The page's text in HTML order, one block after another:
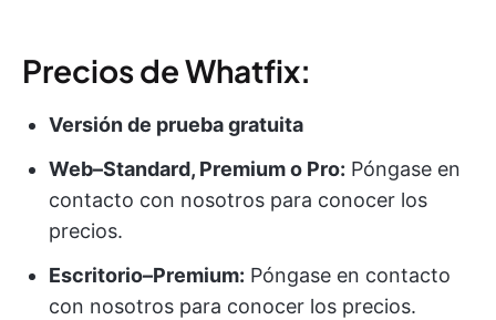
Precios de Whatfix:
Versión de prueba gratuita
Web–Standard, Premium o Pro: Póngase en
contacto con nosotros para conocer los
precios.
Escritorio–Premium: Póngase en contacto
con nosotros para conocer los precios.